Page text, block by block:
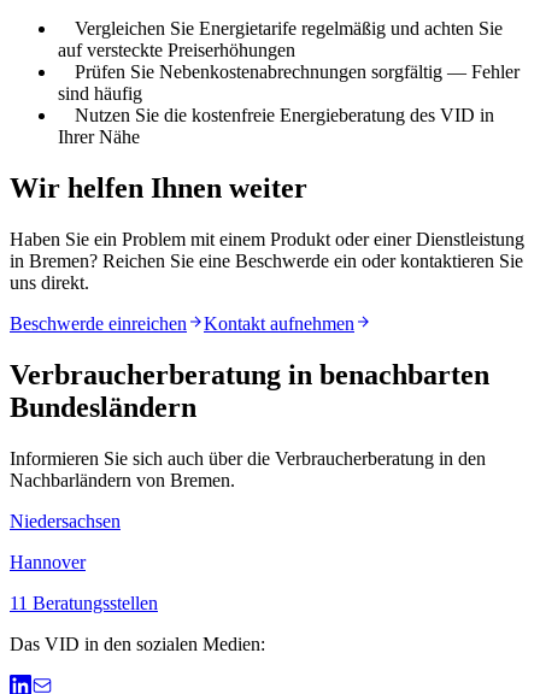
Vergleichen Sie Energietarife regelmäßig und achten Sie
auf versteckte Preiserhöhungen
Prüfen Sie Nebenkostenabrechnungen sorgfältig — Fehler
sind häufig
Nutzen Sie die kostenfreie Energieberatung des VID in
Ihrer Nähe
Wir helfen Ihnen weiter
Haben Sie ein Problem mit einem Produkt oder einer Dienstleistung
in Bremen? Reichen Sie eine Beschwerde ein oder kontaktieren Sie
uns direkt.
Beschwerde einreichen
Kontakt aufnehmen
Verbraucherberatung in benachbarten
Bundesländern
Informieren Sie sich auch über die Verbraucherberatung in den
Nachbarländern von Bremen.
Niedersachsen
Hannover
11 Beratungsstellen
Das VID in den sozialen Medien: